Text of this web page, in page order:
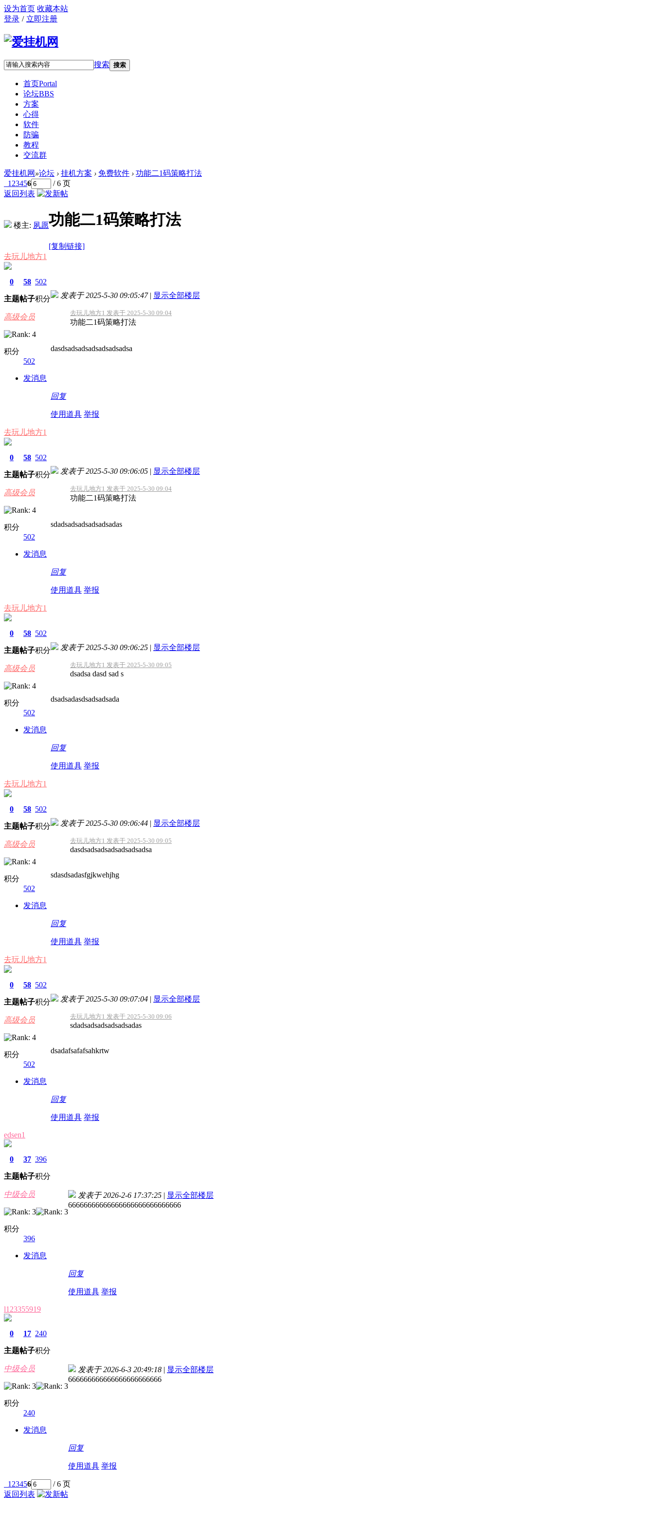
设为首页 收藏本站
登录 / 立即注册
搜索 搜索
首页Portal
论坛BBS
方案
心得
软件
防骗
教程
交流群
爱挂机网 »论坛 › 挂机方案 › 免费软件 › 功能二1码策略打法
1 23456
/ 6 页
返回列表
楼主: 夙愿功能二1码策略打法
[复制链接]
去玩儿地方1
0
主题
58
帖子
502
积分
高级会员
积分
502
发消息
发表于 2025-5-30 09:05:47 | 显示全部楼层
去玩儿地方1 发表于 2025-5-30 09:04
功能二1码策略打法
dasdsadsadsadsadsadsadsa
回复
使用道具 举报
去玩儿地方1
0
主题
58
帖子
502
积分
高级会员
积分
502
发消息
发表于 2025-5-30 09:06:05 | 显示全部楼层
去玩儿地方1 发表于 2025-5-30 09:04
功能二1码策略打法
sdadsadsadsadsadsadas
回复
使用道具 举报
去玩儿地方1
0
主题
58
帖子
502
积分
高级会员
积分
502
发消息
发表于 2025-5-30 09:06:25 | 显示全部楼层
去玩儿地方1 发表于 2025-5-30 09:05
dsadsa dasd sad s
dsadsadasdsadsadsada
回复
使用道具 举报
去玩儿地方1
0
主题
58
帖子
502
积分
高级会员
积分
502
发消息
发表于 2025-5-30 09:06:44 | 显示全部楼层
去玩儿地方1 发表于 2025-5-30 09:05
dasdsadsadsadsadsadsadsa
sdasdsadasfgjkwehjhg
回复
使用道具 举报
去玩儿地方1
0
主题
58
帖子
502
积分
高级会员
积分
502
发消息
发表于 2025-5-30 09:07:04 | 显示全部楼层
去玩儿地方1 发表于 2025-5-30 09:06
sdadsadsadsadsadsadas
dsadafsafafsahkrtw
回复
使用道具 举报
edsen1
0
主题
37
帖子
396
积分
中级会员
积分
396
发消息
发表于 2026-2-6 17:37:25 | 显示全部楼层
66666666666666666666666666666
回复
使用道具 举报
l123355919
0
主题
17
帖子
240
积分
中级会员
积分
240
发消息
发表于 2026-6-3 20:49:18 | 显示全部楼层
666666666666666666666666
回复
使用道具 举报
1 23456
/ 6 页
返回列表